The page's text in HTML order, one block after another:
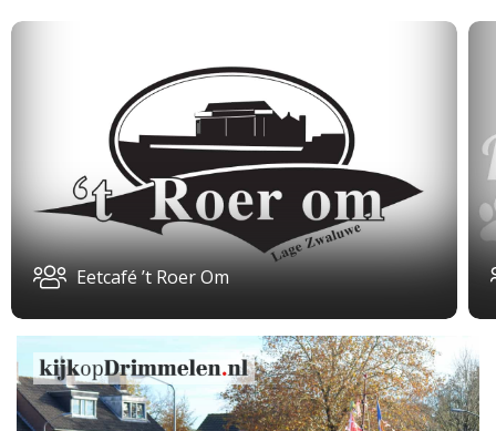
Eetcafé ’t Roer Om